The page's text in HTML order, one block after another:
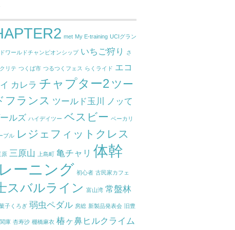
met My E-training UCIグラン
ワールドチャンピオンシップ いちご狩り さ
リテ つくば市 つるつくフェス らくライド エコ
カレラ チャプター2 ツー
フランス ツールド玉川
ノッて
ルズ ハイデイツー ベスビー ベーカリ
ブル レジェフィットクレス
原 三原山 上島町 亀チャリ 体幹
ーニング 初心者 古民家カフェ
スバルライン 富山湾 常盤林
子くろぎ 弱虫ペダル 房総 新製品発表会 旧豊
庫 杏寿沙 棚橋麻衣 椿ヶ鼻ヒルクライム